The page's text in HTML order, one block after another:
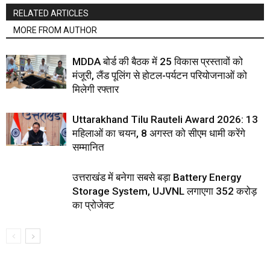
RELATED ARTICLES
MORE FROM AUTHOR
MDDA बोर्ड की बैठक में 25 विकास प्रस्तावों को
मंजूरी, लैंड पूलिंग से होटल-पर्यटन परियोजनाओं को
मिलेगी रफ्तार
Uttarakhand Tilu Rauteli Award 2026: 13
महिलाओं का चयन, 8 अगस्त को सीएम धामी करेंगे
सम्मानित
उत्तराखंड में बनेगा सबसे बड़ा Battery Energy
Storage System, UJVNL लगाएगा 352 करोड़
का प्रोजेक्ट